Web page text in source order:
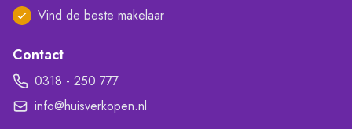
Vind de beste makelaar
Contact
0318 - 250 777
info@huisverkopen.nl